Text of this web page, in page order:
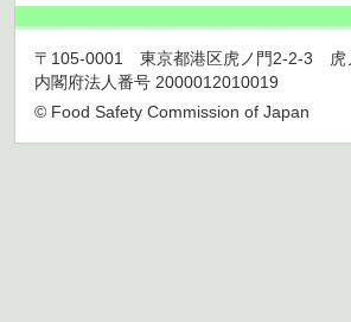
〒105-0001 東京都港区虎ノ門2-2-3 虎
内閣府法人番号 2000012010019
© Food Safety Commission of Japan